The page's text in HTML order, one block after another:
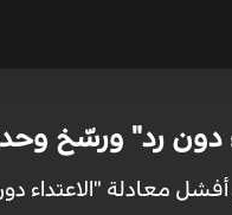
دون رد" ورسّخ
أفشل معادلة